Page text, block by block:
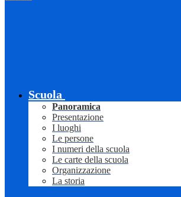
Scuola
Panoramica
Presentazione
I luoghi
Le persone
I numeri della scuola
Le carte della scuola
Organizzazione
La storia